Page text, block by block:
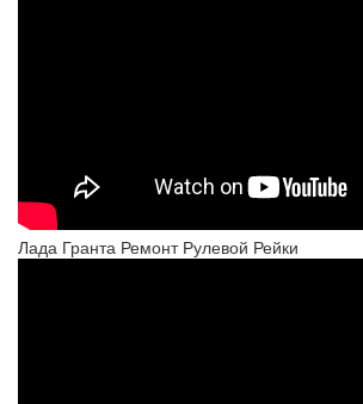
Лада Гранта Ремонт Рулевой Рейки